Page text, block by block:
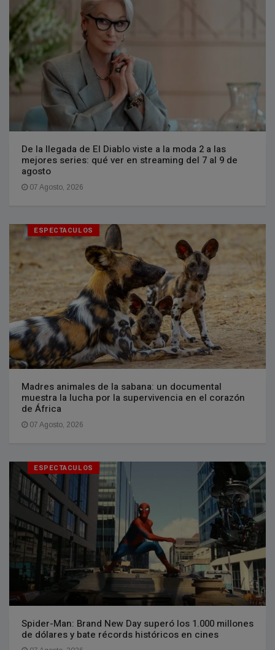
De la llegada de El Diablo viste a la moda 2 a las
mejores series: qué ver en streaming del 7 al 9 de
agosto
07 Agosto, 2026
ESPECTACULOS
Madres animales de la sabana: un documental
muestra la lucha por la supervivencia en el corazón
de África
07 Agosto, 2026
ESPECTACULOS
Spider-Man: Brand New Day superó los 1.000 millones
de dólares y bate récords históricos en cines